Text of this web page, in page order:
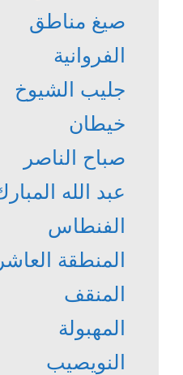
صيغ مناطق
الفروانية
جليب الشيوخ
خيطان
صباح الناصر
عبد الله
الفنطاس
المنطقة
المنقف
المهبولة
النويصيب